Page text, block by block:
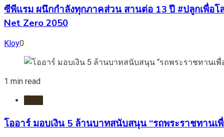
ซีพีแรม ผนึกกำลังทุกภาคส่วน สานต่อ 13 ปี #ปลูกเพื่อ
Net Zero 2050
Kloy0
1 min read
โออาร์ มอบเงิน 5 ล้านบาทสนับสนุน “รถพระราชทานเ